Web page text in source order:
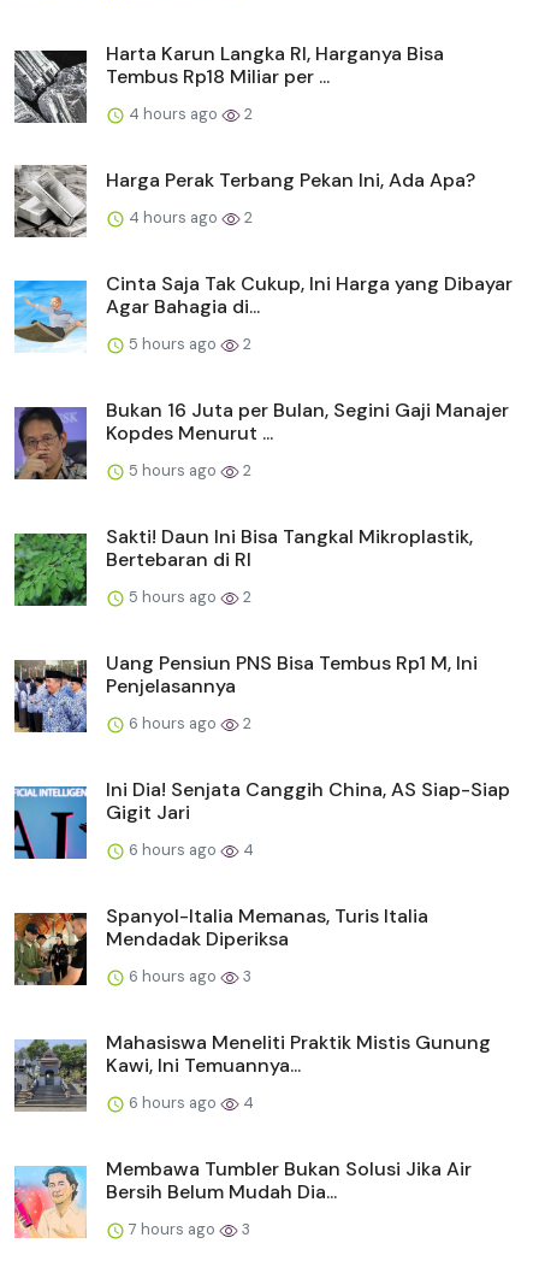
Harta Karun Langka RI, Harganya Bisa
Tembus Rp18 Miliar per ...
4 hours ago 2
Harga Perak Terbang Pekan Ini, Ada Apa?
4 hours ago 2
Cinta Saja Tak Cukup, Ini Harga yang Dibayar
Agar Bahagia di...
5 hours ago 2
Bukan 16 Juta per Bulan, Segini Gaji Manajer
Kopdes Menurut ...
5 hours ago 2
Sakti! Daun Ini Bisa Tangkal Mikroplastik,
Bertebaran di RI
5 hours ago 2
Uang Pensiun PNS Bisa Tembus Rp1 M, Ini
Penjelasannya
6 hours ago 2
Ini Dia! Senjata Canggih China, AS Siap-Siap
Gigit Jari
6 hours ago 4
Spanyol-Italia Memanas, Turis Italia
Mendadak Diperiksa
6 hours ago 3
Mahasiswa Meneliti Praktik Mistis Gunung
Kawi, Ini Temuannya...
6 hours ago 4
Membawa Tumbler Bukan Solusi Jika Air
Bersih Belum Mudah Dia...
7 hours ago 3